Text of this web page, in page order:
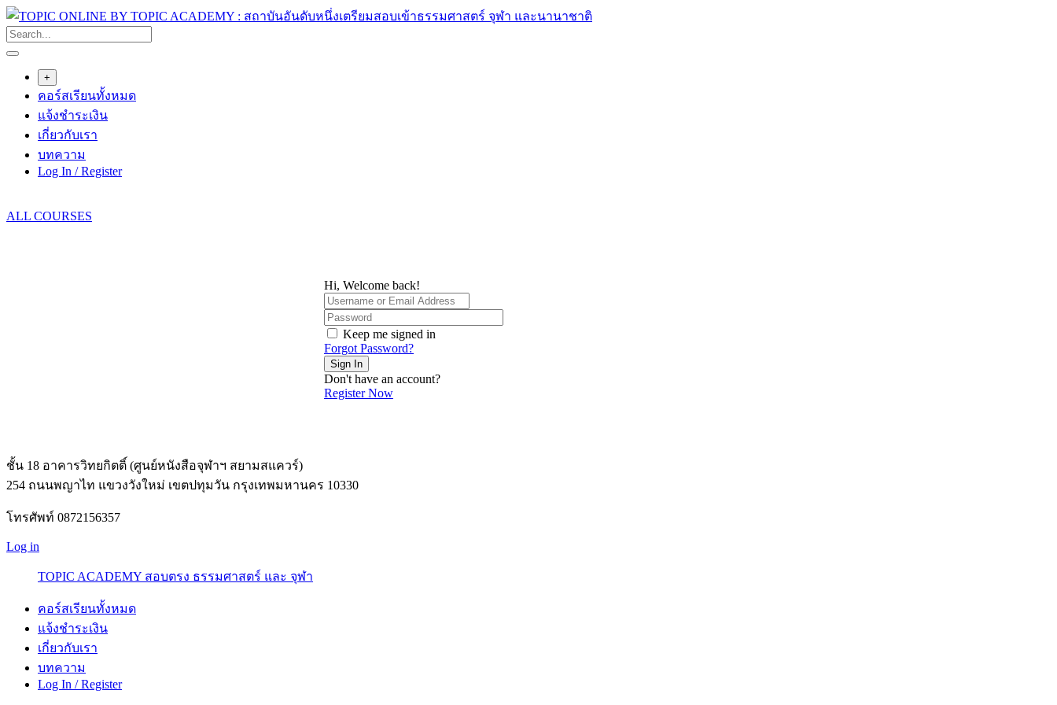
Skip
to
content
+
คอร์สเรียนทั้งหมด
แจ้งชำระเงิน
เกี่ยวกับเรา
บทความ
Log In / Register
ALL COURSES
Hi, Welcome back!
Keep me signed in
Forgot Password?
Sign In
Don't have an account?
Register Now
ชั้น 18 อาคารวิทยกิตติ์ (ศูนย์หนังสือจุฬาฯ สยามสแควร์)
254 ถนนพญาไท แขวงวังใหม่ เขตปทุมวัน กรุงเทพมหานคร 10330
โทรศัพท์ 0872156357
Log in
TOPIC ACADEMY สอบตรง ธรรมศาสตร์ และ จุฬา
คอร์สเรียนทั้งหมด
แจ้งชำระเงิน
เกี่ยวกับเรา
บทความ
Log In / Register